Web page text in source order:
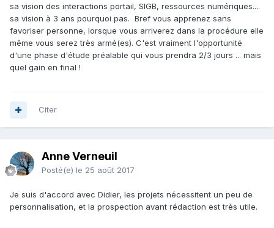
sa vision des interactions portail, SIGB, ressources numériques....
sa vision à 3 ans pourquoi pas. Bref vous apprenez sans
favoriser personne, lorsque vous arriverez dans la procédure elle
même vous serez très armé(es). C'est vraiment l'opportunité
d'une phase d'étude préalable qui vous prendra 2/3 jours ... mais
quel gain en final !
Citer
Anne Verneuil
Posté(e) le 25 août 2017
Je suis d'accord avec Didier, les projets nécessitent un peu de
personnalisation, et la prospection avant rédaction est très utile.